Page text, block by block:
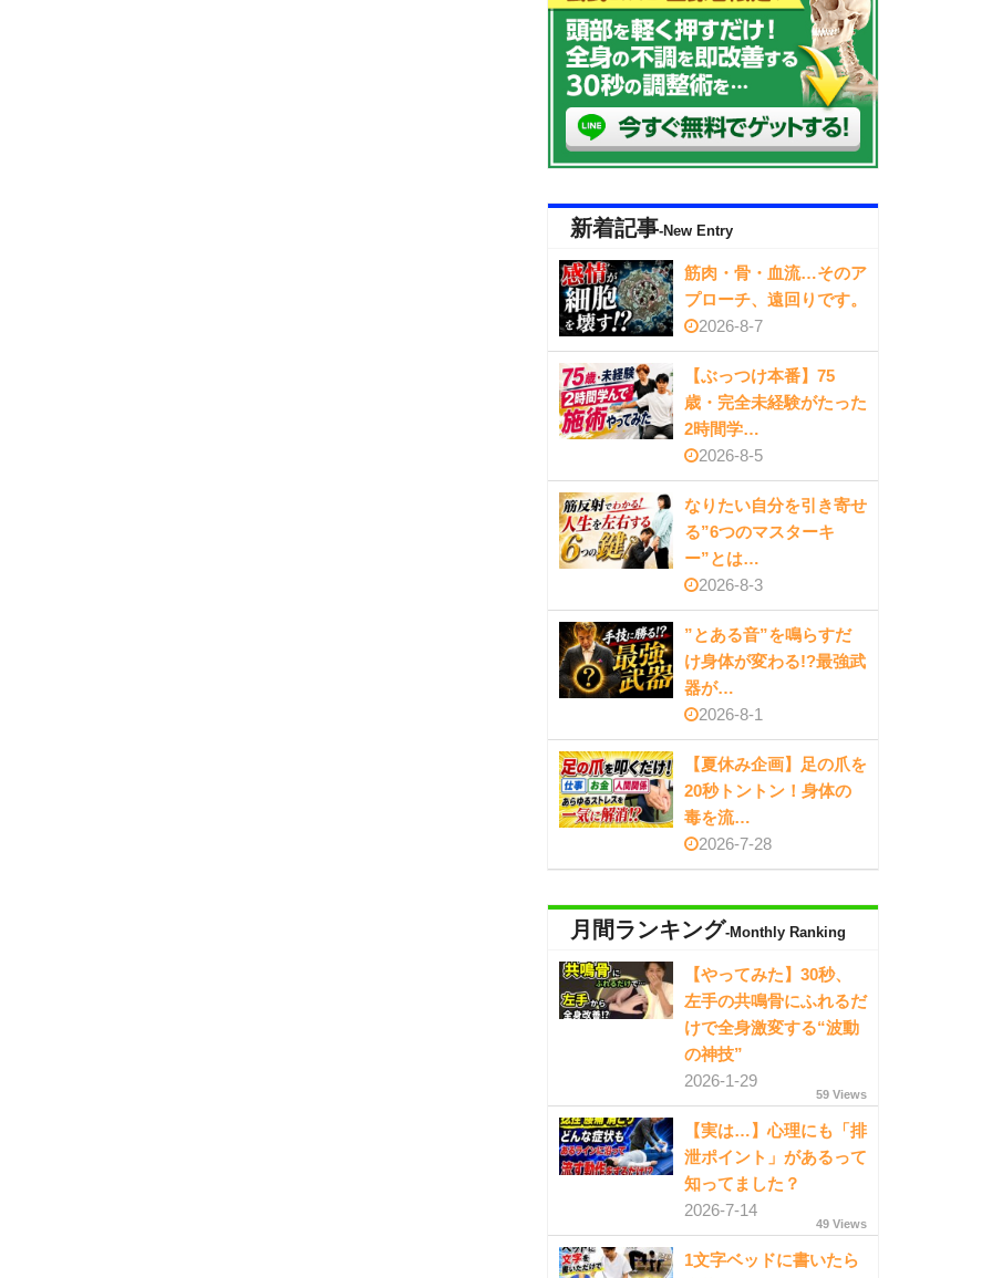
新着記事-New Entry
筋肉・骨・血流…そのア
プローチ、遠回りです。
2026-8-7
【ぶっつけ本番】75
歳・完全未経験がたった
2時間学…
2026-8-5
なりたい自分を引き寄せ
る”6つのマスターキ
ー”とは…
2026-8-3
”とある音”を鳴らすだ
け身体が変わる!?最強武
器が…
2026-8-1
【夏休み企画】足の爪を
20秒トントン！身体の
毒を流…
2026-7-28
月間ランキング-Monthly Ranking
【やってみた】30秒、
左手の共鳴骨にふれるだ
けで全身激変する“波動
の神技”
2026-1-29
59 Views
【実は…】心理にも「排
泄ポイント」があるって
知ってました？
2026-7-14
49 Views
1文字ベッドに書いたら